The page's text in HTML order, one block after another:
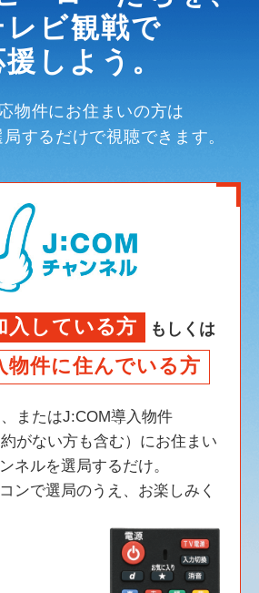
レビ観戦で
援しよう。
物件にお住まいの方は
するだけで視聴できます。
入している方 もしくは
物件に住んでいる方
またはJ:COM導入物件
約がない方も含む）にお住まい
ネルを選局するだけ。
ンで選局のうえ、お楽しみく